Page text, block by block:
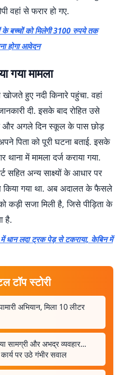
वहां से फरार हो गए.
के बच्चों को मिलेगी 3100 रुपये तक
होगा आवेदन
गया मामला
खोजते हुए नदी किनारे पहुंचा. वहां
दी. इसके बाद रोहित उसे
और अगले दिन स्कूल के पास छोड़
पिता को पूरी घटना बताई. इसके
में मामला दर्ज कराया गया.
सहित अन्य साक्ष्यों के आधार पर
किया गया था. अब अदालत के फैसले
कड़ी सजा मिली है, जिसे पीड़िता के
है.
धान लदा ट्रक पेड़ से टकराया, केबिन में
टॉप स्टोरी
अभियान, मिला 10 लीटर
सामग्री और अभद्र व्यवहार...
पर उठे गंभीर सवाल